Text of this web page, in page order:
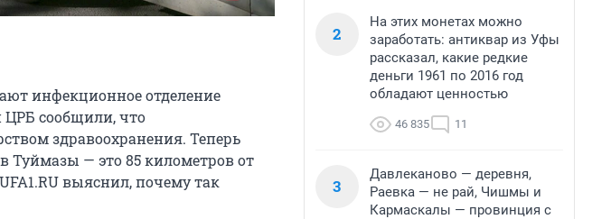
инфекционное отделение
сообщили, что
здравоохранения. Теперь
Туймазы — это 85 километров от
выяснил, почему так
2
На этих монетах можно
заработать: антиквар из Уфы
рассказал, какие редкие
деньги 1961 по 2016 год
обладают ценностью
46 835 11
3
Давлеканово — деревня,
Раевка — не рай, Чишмы и
Кармаскалы — провинция с